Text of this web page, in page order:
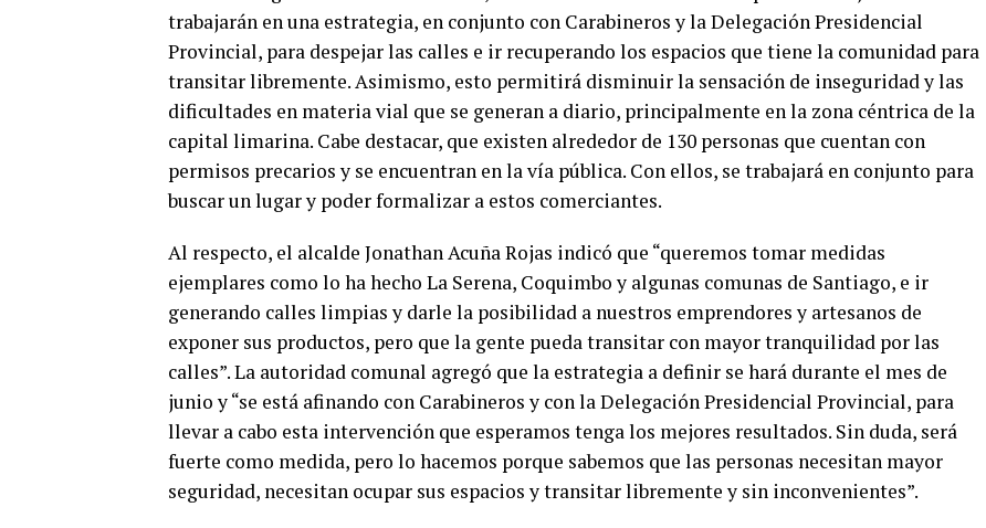
trabajarán en una estrategia, en conjunto con Carabineros y la Delegación Presidencial
Provincial, para despejar las calles e ir recuperando los espacios que tiene la comunidad para
transitar libremente. Asimismo, esto permitirá disminuir la sensación de inseguridad y las
dificultades en materia vial que se generan a diario, principalmente en la zona céntrica de la
capital limarina. Cabe destacar, que existen alrededor de 130 personas que cuentan con
permisos precarios y se encuentran en la vía pública. Con ellos, se trabajará en conjunto para
buscar un lugar y poder formalizar a estos comerciantes.
Al respecto, el alcalde Jonathan Acuña Rojas indicó que “queremos tomar medidas
ejemplares como lo ha hecho La Serena, Coquimbo y algunas comunas de Santiago, e ir
generando calles limpias y darle la posibilidad a nuestros emprendores y artesanos de
exponer sus productos, pero que la gente pueda transitar con mayor tranquilidad por las
calles”. La autoridad comunal agregó que la estrategia a definir se hará durante el mes de
junio y “se está afinando con Carabineros y con la Delegación Presidencial Provincial, para
llevar a cabo esta intervención que esperamos tenga los mejores resultados. Sin duda, será
fuerte como medida, pero lo hacemos porque sabemos que las personas necesitan mayor
seguridad, necesitan ocupar sus espacios y transitar libremente y sin inconvenientes”.